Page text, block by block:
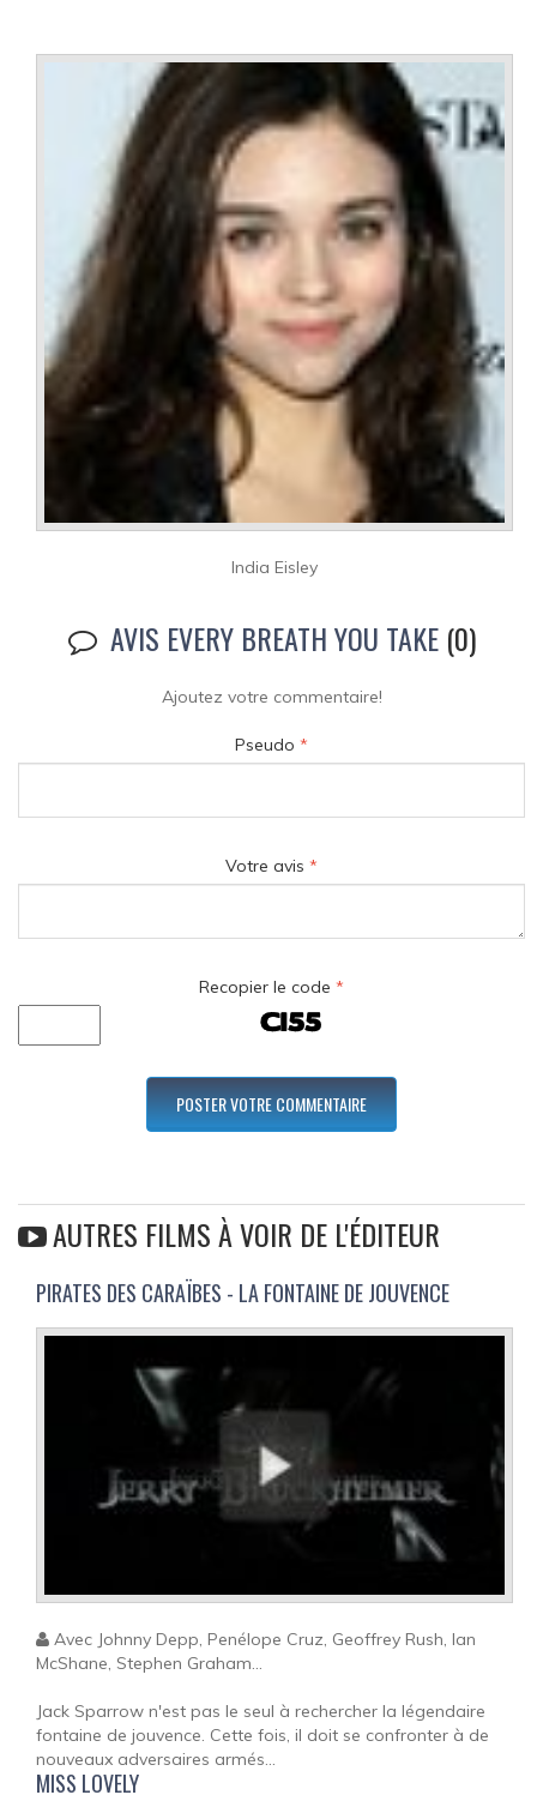
India Eisley
AVIS EVERY BREATH YOU TAKE(0)
Ajoutez votre commentaire!
Pseudo *
Votre avis *
Recopier le code *
AUTRES FILMS À VOIR DE L'ÉDITEUR
PIRATES DES CARAÏBES - LA FONTAINE DE JOUVENCE
Avec Johnny Depp, Penélope Cruz, Geoffrey Rush, Ian
McShane, Stephen Graham...
Jack Sparrow n'est pas le seul à rechercher la légendaire
fontaine de jouvence. Cette fois, il doit se confronter à de
nouveaux adversaires armés...
MISS LOVELY